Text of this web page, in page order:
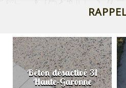
Béton désactivé 31
Haute-Garonne